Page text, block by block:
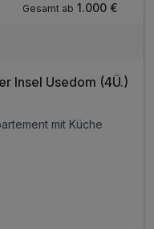
Gesamt ab 1.000 €
Insel Usedom (4Ü.)
mit Küche